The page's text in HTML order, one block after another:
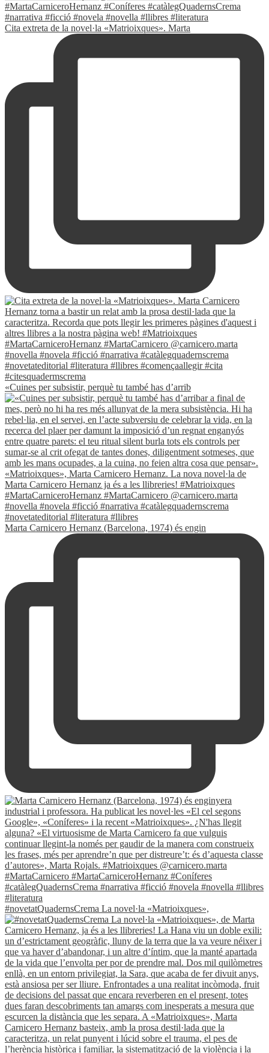
Cita extreta de la novel·la «Matrioixques». Marta
«Cuines per subsistir, perquè tu també has d’arrib
Marta Carnicero Hernanz (Barcelona, 1974) és engin
#novetatQuadernsCrema La novel·la «Matrioixques»,